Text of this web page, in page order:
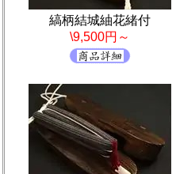
縞柄結城紬花緒付
\9,500円～